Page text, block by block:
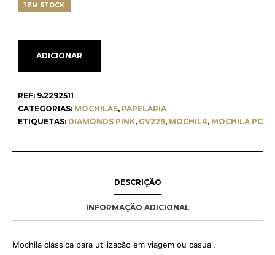
1 EM STOCK
ADICIONAR
REF: 9.2292511
CATEGORIAS: MOCHILAS, PAPELARIA
ETIQUETAS: DIAMONDS PINK, GV229, MOCHILA, MOCHILA PC
DESCRIÇÃO
INFORMAÇÃO ADICIONAL
Mochila clássica para utilização em viagem ou casual.